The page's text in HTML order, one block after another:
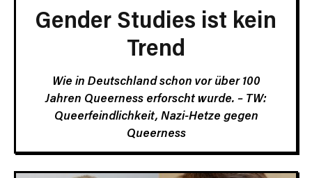
Gender Studies ist kein
Trend
Wie in Deutschland schon vor über 100
Jahren Queerness erforscht wurde. – TW:
Queerfeindlichkeit, Nazi-Hetze gegen
Queerness